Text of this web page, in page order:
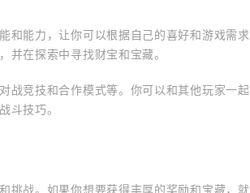
和能力，让你可以根据自己的喜好和游戏需求
并在探索中寻找财宝和宝藏。
战竞技和合作模式等。你可以和其他玩家一起
斗技巧。
挑战。如果你想要获得丰厚的奖励和宝藏，就